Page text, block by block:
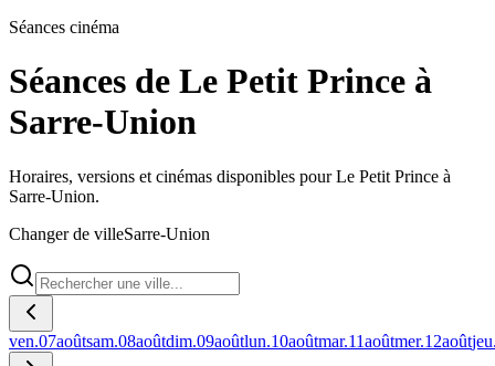
Séances cinéma
Séances de Le Petit Prince à
Sarre-Union
Horaires, versions et cinémas disponibles pour Le Petit Prince à
Sarre-Union.
Changer de villeSarre-Union
ven.07aoûtsam.08aoûtdim.09aoûtlun.10aoûtmar.11aoûtmer.12août